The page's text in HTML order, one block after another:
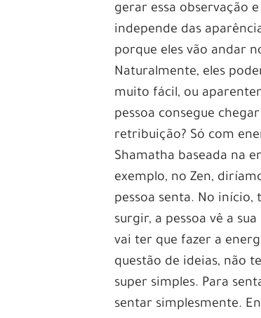
gerar essa observação
independe das
porque eles vão andar
Naturalmente, eles
muito fácil, ou
pessoa consegue
retribuição? Só com
Shamatha baseada na
exemplo, no Zen,
pessoa senta. No
surgir, a pessoa vê a
vai ter que fazer a
questão de ideias, não
super simples. Para
sentar simplesmente.